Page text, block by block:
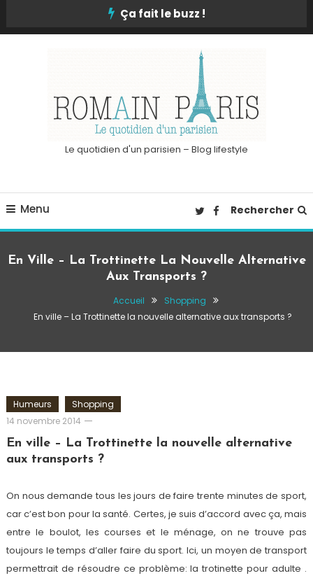
Ça fait le buzz !
Le quotidien d'un parisien – Blog lifestyle
Menu Rechercher
En Ville – La Trottinette La Nouvelle Alternative
Aux Transports ?
Accueil
Shopping
En ville – La Trottinette la nouvelle alternative aux transports ?
Humeurs
Shopping
14 novembre 2014
Romain-
Paris
En ville – La Trottinette la nouvelle alternative
aux transports ?
On nous demande tous les jours de faire trente minutes de sport,
car c’est bon pour la santé. Certes, je suis d’accord avec ça, mais
entre le boulot, les courses et le ménage, on ne trouve pas
toujours le temps d’aller faire du sport. Ici, un moyen de transport
permettrait de résoudre ce problème: la trotinette pour adulte .